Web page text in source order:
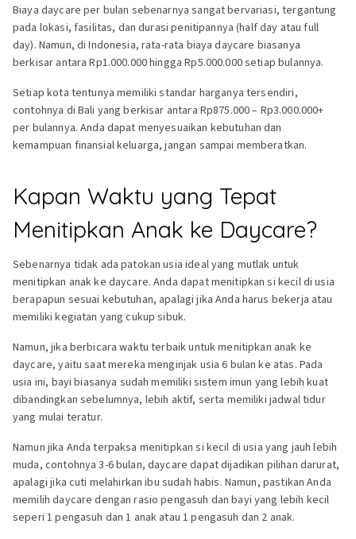
Biaya daycare per bulan sebenarnya sangat bervariasi, tergantung
pada lokasi, fasilitas, dan durasi penitipannya (half day atau full
day). Namun, di Indonesia, rata-rata biaya daycare biasanya
berkisar antara Rp1.000.000 hingga Rp5.000.000 setiap bulannya.
Setiap kota tentunya memiliki standar harganya tersendiri,
contohnya di Bali yang berkisar antara Rp875.000 – Rp3.000.000+
per bulannya. Anda dapat menyesuaikan kebutuhan dan
kemampuan finansial keluarga, jangan sampai memberatkan.
Kapan Waktu yang Tepat
Menitipkan Anak ke Daycare?
Sebenarnya tidak ada patokan usia ideal yang mutlak untuk
menitipkan anak ke daycare. Anda dapat menitipkan si kecil di usia
berapapun sesuai kebutuhan, apalagi jika Anda harus bekerja atau
memiliki kegiatan yang cukup sibuk.
Namun, jika berbicara waktu terbaik untuk menitipkan anak ke
daycare, yaitu saat mereka menginjak usia 6 bulan ke atas. Pada
usia ini, bayi biasanya sudah memiliki sistem imun yang lebih kuat
dibandingkan sebelumnya, lebih aktif, serta memiliki jadwal tidur
yang mulai teratur.
Namun jika Anda terpaksa menitipkan si kecil di usia yang jauh lebih
muda, contohnya 3-6 bulan, daycare dapat dijadikan pilihan darurat,
apalagi jika cuti melahirkan ibu sudah habis. Namun, pastikan Anda
memilih daycare dengan rasio pengasuh dan bayi yang lebih kecil
seperi 1 pengasuh dan 1 anak atau 1 pengasuh dan 2 anak.